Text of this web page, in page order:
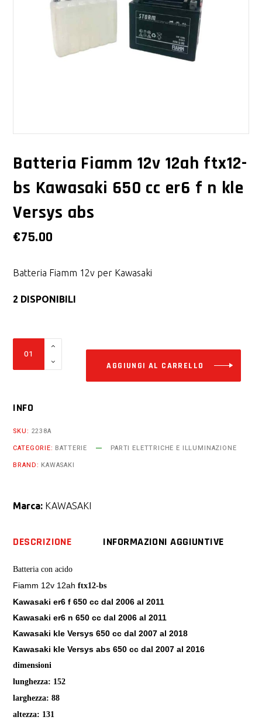
Batteria Fiamm 12v 12ah ftx12-
bs Kawasaki 650 cc er6 f n kle
Versys abs
€75.00
Batteria Fiamm 12v per Kawasaki
2 DISPONIBILI
ftx12-
f
abs
quantity
AGGIUNGI AL CARRELLO
INFO
SKU: 2238A
CATEGORIE: BATTERIE
PARTI ELETTRICHE E ILLUMINAZIONE
BRAND: KAWASAKI
Marca: KAWASAKI
DESCRIZIONE INFORMAZIONI AGGIUNTIVE
Batteria con acido
Fiamm 12v 12ahftx12-bs
Kawasaki er6 f 650 cc dal 2006 al 2011
Kawasaki er6 n 650 cc dal 2006 al 2011
Kawasaki kle Versys 650 cc dal 2007 al 2018
Kawasaki kle Versys abs 650 cc dal 2007 al 2016
dimensioni
lunghezza: 152
larghezza: 88
altezza: 131